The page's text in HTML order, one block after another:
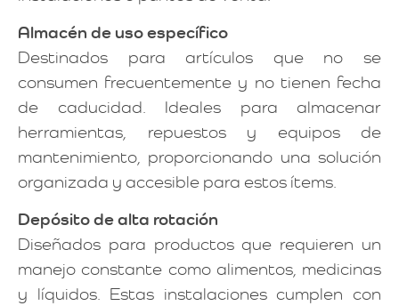
Almacén de uso específico
Destinados para artículos que no se
consumen frecuentemente y no tienen fecha
de caducidad. Ideales para almacenar
herramientas, repuestos y equipos de
mantenimiento, proporcionando una solución
organizada y accesible para estos ítems.
Depósito de alta rotación
Diseñados para productos que requieren un
manejo constante como alimentos, medicinas
y líquidos. Estas instalaciones cumplen con